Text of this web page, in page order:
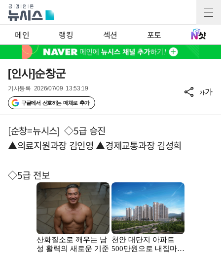
메인 랭킹 섹션 포토
[인사]순창군
기사등록 2026/07/09 13:53:19
구글에서 선호하는 매체로 추가
가가
[순창=뉴시스] ◇5급 승진
▲의료지원과장 김인영 ▲경제교통과장 김성희
◇5급 전보